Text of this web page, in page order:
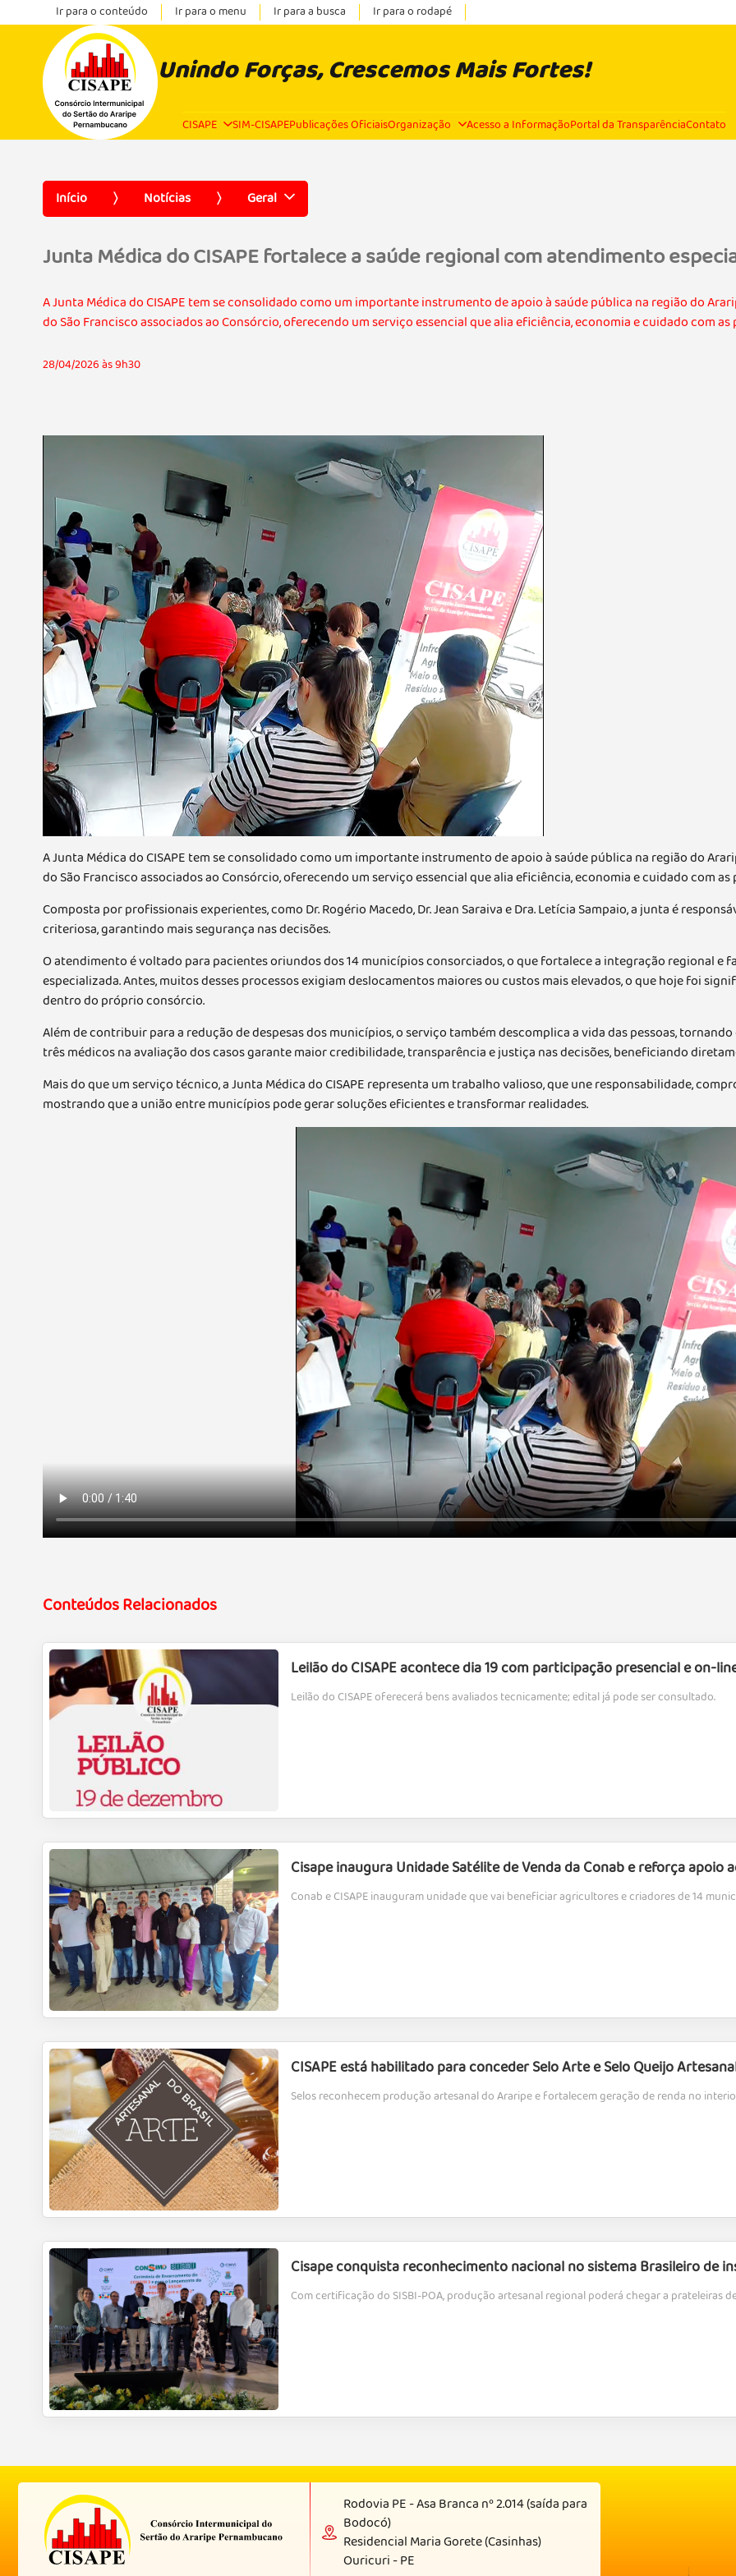
Ir para o conteúdo Ir para o menu Ir para a busca Ir para o rodapé
Unindo Forças, Crescemos Mais Fortes!
CISAPE SIM-CISAPEPublicações OficiaisOrganização Acesso a InformaçãoPortal da TransparênciaContato
Início Notícias Geral
Junta Médica do CISAPE fortalece a saúde regional com atendimento
A Junta Médica do CISAPE tem se consolidado como um importante instrumento de apoio à saúde pública na região do
do São Francisco associados ao Consórcio, oferecendo um serviço essencial que alia eficiência, economia e cuidado com as
28/04/2026 às 9h30
A Junta Médica do CISAPE tem se consolidado como um importante instrumento de apoio à saúde pública na região do
do São Francisco associados ao Consórcio, oferecendo um serviço essencial que alia eficiência, economia e cuidado com as
Composta por profissionais experientes, como Dr. Rogério Macedo, Dr. Jean Saraiva e Dra. Letícia Sampaio, a junta é
criteriosa, garantindo mais segurança nas decisões.
O atendimento é voltado para pacientes oriundos dos 14 municípios consorciados, o que fortalece a integração regional e
especializada. Antes, muitos desses processos exigiam deslocamentos maiores ou custos mais elevados, o que hoje foi
dentro do próprio consórcio.
Além de contribuir para a redução de despesas dos municípios, o serviço também descomplica a vida das pessoas,
três médicos na avaliação dos casos garante maior credibilidade, transparência e justiça nas decisões, beneficiando
Mais do que um serviço técnico, a Junta Médica do CISAPE representa um trabalho valioso, que une responsabilidade,
mostrando que a união entre municípios pode gerar soluções eficientes e transformar realidades.
Conteúdos Relacionados
Leilão do CISAPE acontece dia 19 com participação presencial e on-
Leilão do CISAPE oferecerá bens avaliados tecnicamente; edital já pode ser consultado.
Cisape inaugura Unidade Satélite de Venda da Conab e reforça apoio
Conab e CISAPE inauguram unidade que vai beneficiar agricultores e criadores de 14
CISAPE está habilitado para conceder Selo Arte e Selo Queijo
Selos reconhecem produção artesanal do Araripe e fortalecem geração de renda no
Cisape conquista reconhecimento nacional no sistema Brasileiro de
Com certificação do SISBI-POA, produção artesanal regional poderá chegar a prateleiras
Rodovia PE - Asa Branca nº 2.014 (saída para
Bodocó)
Residencial Maria Gorete (Casinhas)
Ouricuri - PE